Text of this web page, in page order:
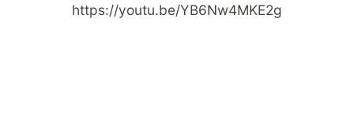
https://youtu.be/YB6Nw4MKE2g